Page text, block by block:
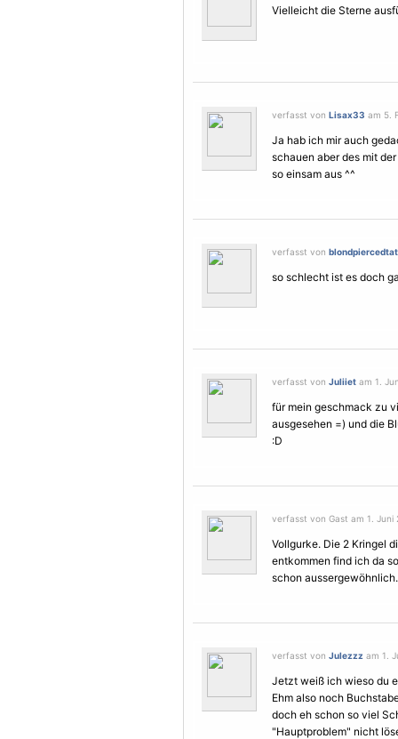
Vielleicht die Sterne
verfasst von Lisax33 am 5.
Ja hab ich mir auch
schauen aber des mit
so einsam aus ^^
verfasst von
so schlecht ist es doch
verfasst von Juliiet am 1.
für mein geschmack zu
ausgesehen =) und die
:D
verfasst von Gast am 1. Juni
Vollgurke. Die 2 Kringel
entkommen find ich da
schon
verfasst von Julezzz am 1.
Jetzt weiß ich wieso du
Ehm also noch
doch eh schon so viel
"Hauptproblem" nicht